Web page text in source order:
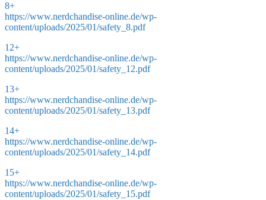
8+
https://www.nerdchandise-online.de/wp-
content/uploads/2025/01/safety_8.pdf
12+
https://www.nerdchandise-online.de/wp-
content/uploads/2025/01/safety_12.pdf
13+
https://www.nerdchandise-online.de/wp-
content/uploads/2025/01/safety_13.pdf
14+
https://www.nerdchandise-online.de/wp-
content/uploads/2025/01/safety_14.pdf
15+
https://www.nerdchandise-online.de/wp-
content/uploads/2025/01/safety_15.pdf